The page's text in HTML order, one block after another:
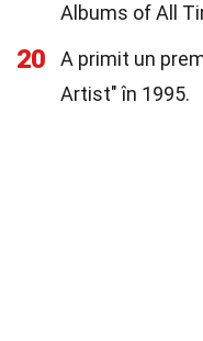
Albums of All
20
A primit un
Artist" în 1995.